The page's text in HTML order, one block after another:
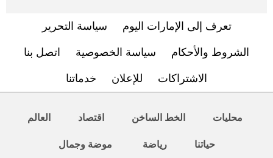
تعرف إلى الإمارات اليوم سياسة التحرير
الشروط والأحكام سياسة الخصوصية اتصل بنا
الاشتراكات للإعلان خدماتنا
محليات الخط الساخن اقتصاد العالم
حياتنا رياضة موضة وجمال